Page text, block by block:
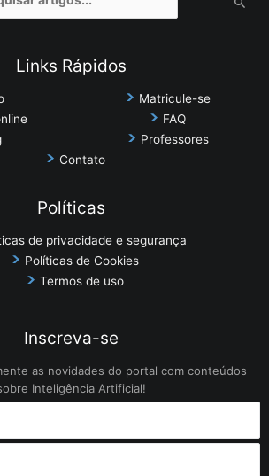
Links Rápidos
Matricule-se
FAQ
Professores
Contato
Políticas
de privacidade e segurança
Políticas de Cookies
Termos de uso
Inscreva-se
as novidades do portal com conteúdos
Inteligência Artificial!